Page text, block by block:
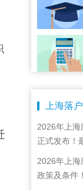
上海落
2026年上海
正式发布！
流程解析！
2026年上
政策及条件